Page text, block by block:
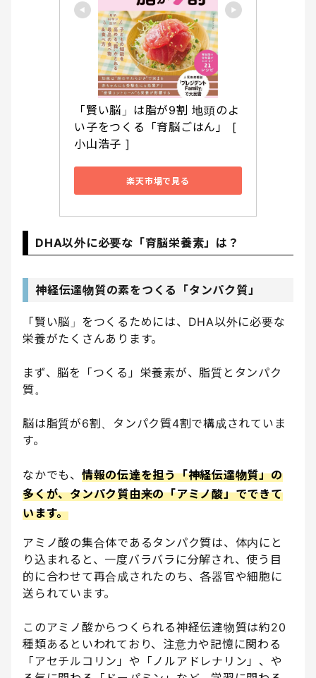
「賢い脳」は脂が9割 地頭のよ
い子をつくる「育脳ごはん」 [
小山浩子 ]
楽天市場で見る
DHA以外に必要な「育脳栄養素」は？
神経伝達物質の素をつくる「タンパク質」
「賢い脳」をつくるためには、DHA以外に必要な
栄養がたくさんあります。
まず、脳を「つくる」栄養素が、脂質とタンパク
質。
脳は脂質が6割、タンパク質4割で構成されていま
す。
なかでも、 情報の伝達を担う「神経伝達物質」の
多くが、タンパク質由来の「アミノ酸」でできて
います。
アミノ酸の集合体であるタンパク質は、体内にと
り込まれると、一度バラバラに分解され、使う目
的に合わせて再合成されたのち、各器官や細胞に
送られています。
このアミノ酸からつくられる神経伝達物質は約20
種類あるといわれており、注意力や記憶に関わる
「アセチルコリン」や「ノルアドレナリン」、や